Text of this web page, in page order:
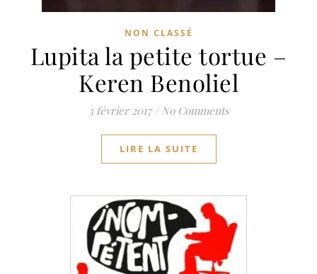
NON CLASSÉ
Lupita la petite tortue –
Keren Benoliel
3 février 2017 / No Comments
LIRE LA SUITE